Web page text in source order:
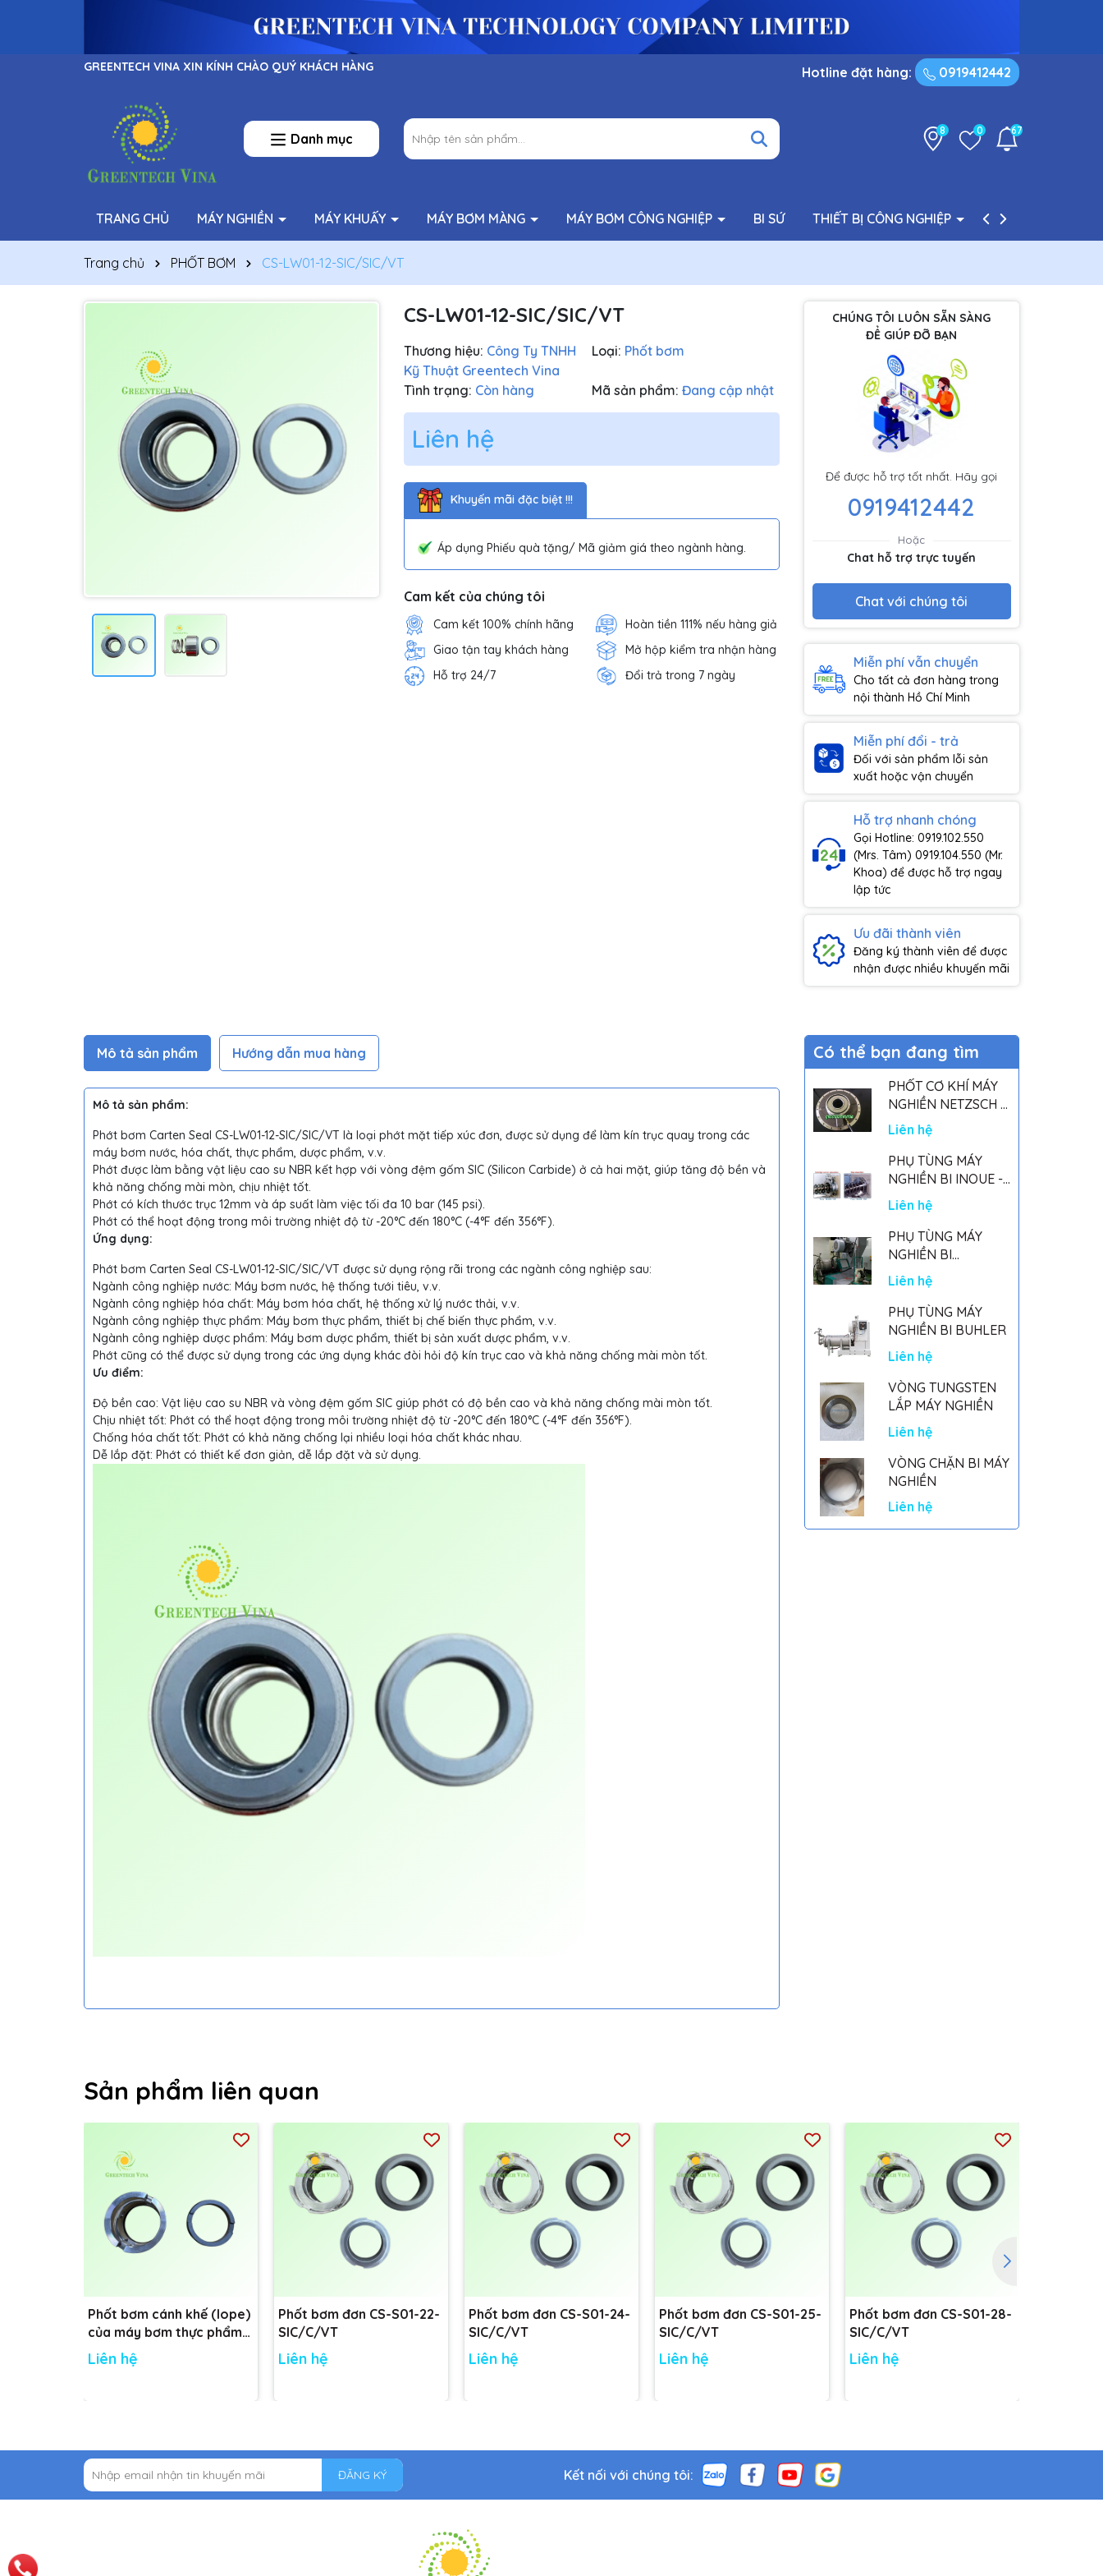
GREENTECH VINA XIN KÍNH CHÀO QUÝ KHÁCH HÀNG Hotline đặt hàng: 0919412442
Danh mục
8 0 67
TRANG CHỦ MÁY NGHIỀN MÁY KHUẤY MÁY BƠM MÀNG MÁY BƠM CÔNG NGHIỆP BI SỨ THIẾT BỊ CÔNG NGHIỆP PHỤ TÙNG BƠM
Trang chủ PHỐT BƠM CS-LW01-12-SIC/SIC/VT
CS-LW01-12-SIC/SIC/VT
Thương hiệu: Công Ty TNHH
Kỹ Thuật Greentech Vina
Loại: Phốt bơm
Tình trạng: Còn hàng Mã sản phẩm: Đang cập nhật
Liên hệ
Khuyến mãi đặc biệt !!!
Áp dụng Phiếu quà tặng/ Mã giảm giá theo ngành hàng.
Cam kết của chúng tôi
Cam kết 100% chính hãng
Hoàn tiền 111% nếu hàng giả
Giao tận tay khách hàng
Mở hộp kiểm tra nhận hàng
Hỗ trợ 24/7
Đổi trả trong 7 ngày
CHÚNG TÔI LUÔN SẴN SÀNG
ĐỂ GIÚP ĐỠ BẠN
Để được hỗ trợ tốt nhất. Hãy gọi
0919412442
Hoặc
Chat hỗ trợ trực tuyến
Chat với chúng tôi
Miễn phí vẫn chuyển
Cho tất cả đơn hàng trong
nội thành Hồ Chí Minh
Miễn phí đổi - trả
Đối với sản phẩm lỗi sản
xuất hoặc vận chuyển
Hỗ trợ nhanh chóng
Gọi Hotline: 0919.102.550
(Mrs. Tâm) 0919.104.550 (Mr.
Khoa) để được hỗ trợ ngay
lập tức
Ưu đãi thành viên
Đăng ký thành viên để được
nhận được nhiều khuyến mãi
Mô tả sản phẩm Hướng dẫn mua hàng
Mô tả sản phẩm:
Phớt bơm Carten Seal CS-LW01-12-SIC/SIC/VT là loại phớt mặt tiếp xúc đơn, được sử dụng để làm kín trục quay trong các
máy bơm nước, hóa chất, thực phẩm, dược phẩm, v.v.
Phớt được làm bằng vật liệu cao su NBR kết hợp với vòng đệm gốm SIC (Silicon Carbide) ở cả hai mặt, giúp tăng độ bền và
khả năng chống mài mòn, chịu nhiệt tốt.
Phớt có kích thước trục 12mm và áp suất làm việc tối đa 10 bar (145 psi).
Phớt có thể hoạt động trong môi trường nhiệt độ từ -20°C đến 180°C (-4°F đến 356°F).
Ứng dụng:
Phớt bơm Carten Seal CS-LW01-12-SIC/SIC/VT được sử dụng rộng rãi trong các ngành công nghiệp sau:
Ngành công nghiệp nước: Máy bơm nước, hệ thống tưới tiêu, v.v.
Ngành công nghiệp hóa chất: Máy bơm hóa chất, hệ thống xử lý nước thải, v.v.
Ngành công nghiệp thực phẩm: Máy bơm thực phẩm, thiết bị chế biến thực phẩm, v.v.
Ngành công nghiệp dược phẩm: Máy bơm dược phẩm, thiết bị sản xuất dược phẩm, v.v.
Phớt cũng có thể được sử dụng trong các ứng dụng khác đòi hỏi độ kín trục cao và khả năng chống mài mòn tốt.
Ưu điểm:
Độ bền cao: Vật liệu cao su NBR và vòng đệm gốm SIC giúp phớt có độ bền cao và khả năng chống mài mòn tốt.
Chịu nhiệt tốt: Phớt có thể hoạt động trong môi trường nhiệt độ từ -20°C đến 180°C (-4°F đến 356°F).
Chống hóa chất tốt: Phớt có khả năng chống lại nhiều loại hóa chất khác nhau.
Dễ lắp đặt: Phớt có thiết kế đơn giản, dễ lắp đặt và sử dụng.
Có thể bạn đang tìm
PHỐT CƠ KHÍ MÁY
NGHIỀN NETZSCH -
GERMANY
Liên hệ
PHỤ TÙNG MÁY
NGHIỀN BI INOUE -
PARTS FOR MHGII-
50 MIGHTY MILL
MARK II
Liên hệ
PHỤ TÙNG MÁY
NGHIỀN BI
NETSZCH
Liên hệ
PHỤ TÙNG MÁY
NGHIỀN BI BUHLER
Liên hệ
VÒNG TUNGSTEN
LẮP MÁY NGHIỀN
Liên hệ
VÒNG CHẶN BI MÁY
NGHIỀN
Liên hệ
Sản phẩm liên quan
Phốt bơm cánh khế (lope)
của máy bơm thực phẩm
Nakakin - Đường kính trục:
48mm
Liên hệ
Phốt bơm đơn CS-S01-22-
SIC/C/VT
Liên hệ
Phốt bơm đơn CS-S01-24-
SIC/C/VT
Liên hệ
Phốt bơm đơn CS-S01-25-
SIC/C/VT
Liên hệ
Phốt bơm đơn CS-S01-28-
SIC/C/VT
Liên hệ
ĐĂNG KÝ Kết nối với chúng tôi: